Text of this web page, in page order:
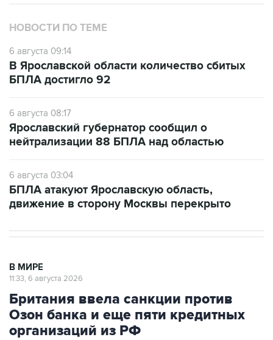
НОВОСТИ ПО ТЕМЕ
6 августа 09:14
В Ярославской области количество сбитых
БПЛА достигло 92
6 августа 08:17
Ярославский губернатор сообщил о
нейтрализации 88 БПЛА над областью
6 августа 03:04
БПЛА атакуют Ярославскую область,
движение в сторону Москвы перекрыто
В МИРЕ
11:33, 6 августа 2026
Британия ввела санкции против
Озон банка и еще пяти кредитных
организаций из РФ